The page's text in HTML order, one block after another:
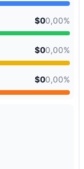
$00,00%
$00,00%
$00,00%